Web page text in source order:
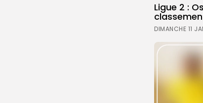
ÉCONOMIE
CULTURE
AGENDA
Ligue 2 :
DIMANCHE 11